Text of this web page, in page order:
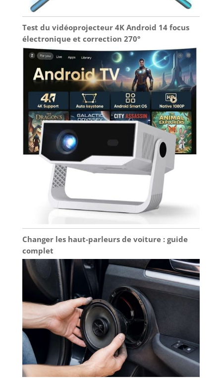
Test du vidéoprojecteur 4K Android 14 focus
électronique et correction 270°
Changer les haut-parleurs de voiture : guide
complet